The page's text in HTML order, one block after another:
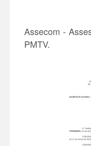
Assecom -
PMTV.